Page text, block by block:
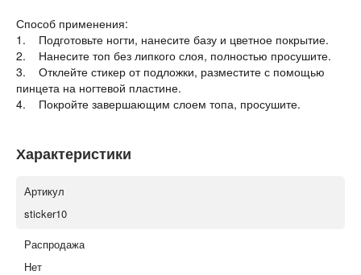
Способ применения:
1. Подготовьте ногти, нанесите базу и цветное покрытие.
2. Нанесите топ без липкого слоя, полностью просушите.
3. Отклейте стикер от подложки, разместите с помощью
пинцета на ногтевой пластине.
4. Покройте завершающим слоем топа, просушите.
Характеристики
Артикул
sticker10
Распродажа
Нет